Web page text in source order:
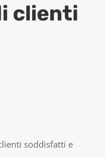
clienti
soddisfatti e